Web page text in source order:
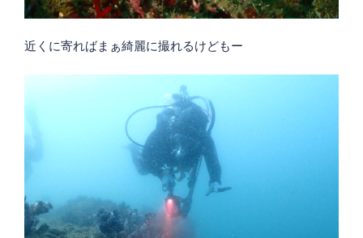
近くに寄ればまぁ綺麗に撮れるけどもー